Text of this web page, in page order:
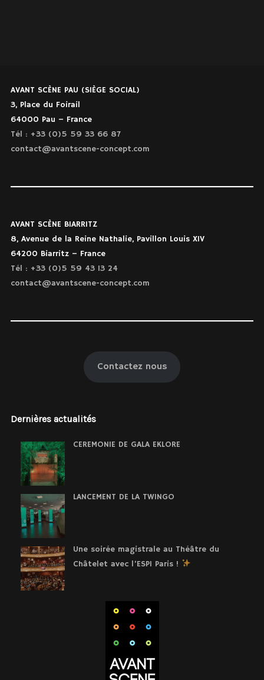
AVANT SCÈNE PAU (SIÈGE SOCIAL)
3, Place du Foirail
64000 Pau – France
Tél : +33 (0)5 59 33 66 87
contact@avantscene-concept.com
AVANT SCÈNE BIARRITZ
8, Avenue de la Reine Nathalie, Pavillon Louis XIV
64200 Biarritz – France
Tél : +33 (0)5 59 43 13 24
contact@avantscene-concept.com
Contactez nous
Dernières actualités
CEREMONIE DE GALA EKLORE
LANCEMENT DE LA TWINGO
Une soirée magistrale au Théâtre du
Châtelet avec l’ESPI Paris !